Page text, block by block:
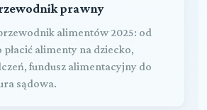
prawny
alimentów 2025: od
płacić alimenty na dziecko,
fundusz alimentacyjny do
sądowa.